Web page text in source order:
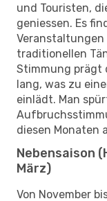
und Touristen,
geniessen. Es
traditionellen
Stimmung prägt
lang, was zu
einlädt. Man
diesen Monaten
Nebensaison
März)
Von November